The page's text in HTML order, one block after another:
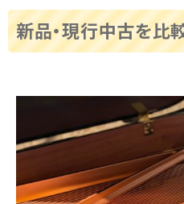
新品・現行中古を比